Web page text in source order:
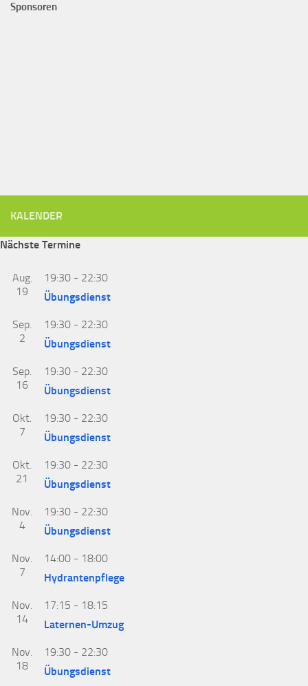
Sponsoren
KALENDER
Nächste Termine
Aug.
19
19:30 - 22:30
Übungsdienst
Sep.
2
19:30 - 22:30
Übungsdienst
Sep.
16
19:30 - 22:30
Übungsdienst
Okt.
7
19:30 - 22:30
Übungsdienst
Okt.
21
19:30 - 22:30
Übungsdienst
Nov.
4
19:30 - 22:30
Übungsdienst
Nov.
7
14:00 - 18:00
Hydrantenpflege
Nov.
14
17:15 - 18:15
Laternen-Umzug
Nov.
18
19:30 - 22:30
Übungsdienst